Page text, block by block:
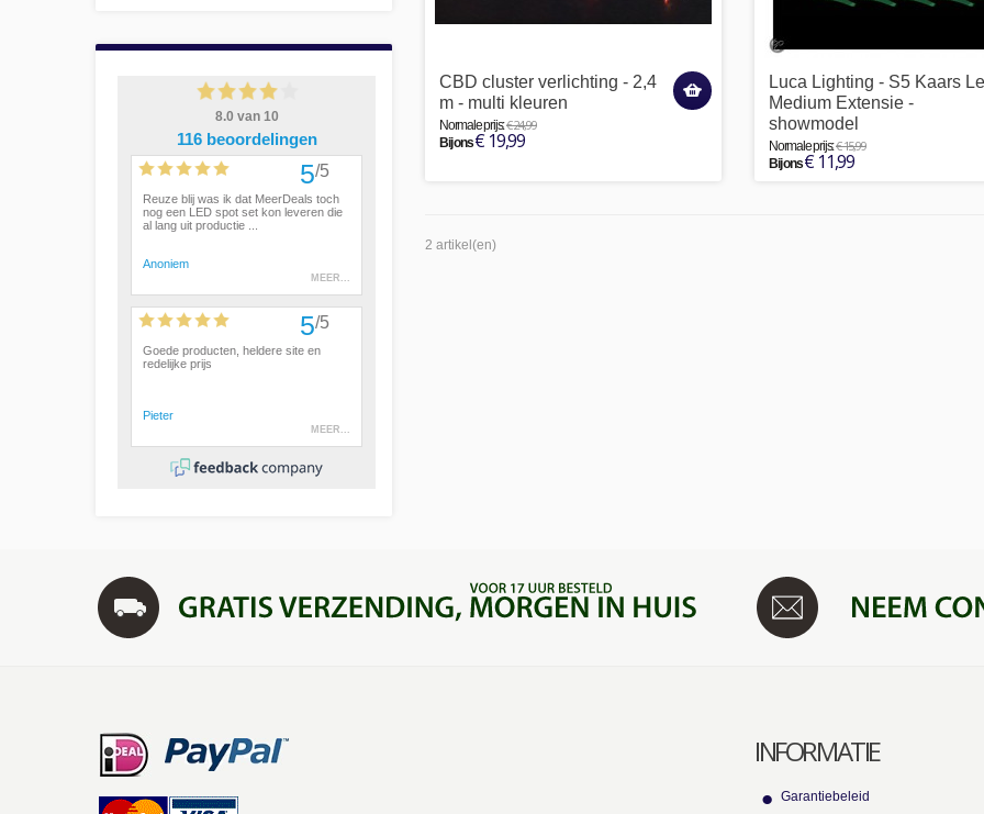
CBD cluster verlichting - 2,4
m - multi kleuren
Normale prijs:€ 24,99
Bij ons€ 19,99
Luca Lighting - S5 Kaars
Medium Extensie -
showmodel
Normale prijs:€ 15,99
Bij ons€ 11,99
2 artikel(en)
INFORMATIE
Garantiebeleid